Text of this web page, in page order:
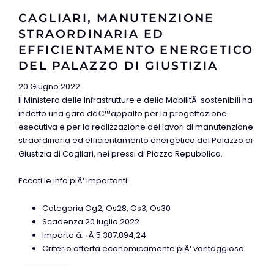
CAGLIARI, MANUTENZIONE
STRAORDINARIA ED
EFFICIENTAMENTO ENERGETICO
DEL PALAZZO DI GIUSTIZIA
20 Giugno 2022
Il Ministero delle Infrastrutture e della MobilitÃ sostenibili ha
indetto una gara dâ€™appalto per la progettazione
esecutiva e per la realizzazione dei lavori di manutenzione
straordinaria ed efficientamento energetico del Palazzo di
Giustizia di Cagliari, nei pressi di Piazza Repubblica.
Eccoti le info piÃ¹ importanti:
Categoria Og2, Os28, Os3, Os30
Scadenza 20 luglio 2022
Importo â‚¬Â 5.387.894,24
Criterio offerta economicamente piÃ¹ vantaggiosa